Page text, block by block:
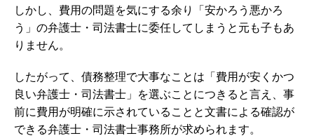
しかし、費用の問題を気にする余り「安かろう悪かろ
う」の弁護士・司法書士に委任してしまうと元も子もあ
りません。
したがって、債務整理で大事なことは「費用が安くかつ
良い弁護士・司法書士」を選ぶことにつきると言え、事
前に費用が明確に示されていることと文書による確認が
できる弁護士・司法書士事務所が求められます。